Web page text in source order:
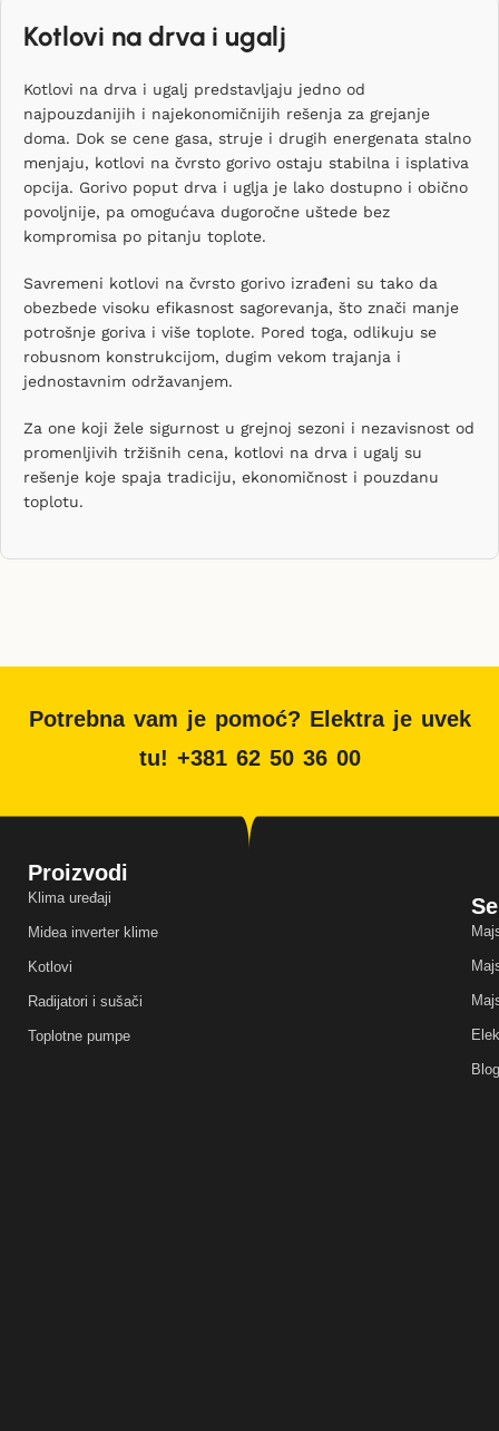
Kotlovi na drva i ugalj
Kotlovi na drva i ugalj predstavljaju jedno od
najpouzdanijih i najekonomičnijih rešenja za grejanje
doma. Dok se cene gasa, struje i drugih energenata stalno
menjaju, kotlovi na čvrsto gorivo ostaju stabilna i isplativa
opcija. Gorivo poput drva i uglja je lako dostupno i obično
povoljnije, pa omogućava dugoročne uštede bez
kompromisa po pitanju toplote.
Savremeni kotlovi na čvrsto gorivo izrađeni su tako da
obezbede visoku efikasnost sagorevanja, što znači manje
potrošnje goriva i više toplote. Pored toga, odlikuju se
robusnom konstrukcijom, dugim vekom trajanja i
jednostavnim održavanjem.
Za one koji žele sigurnost u grejnoj sezoni i nezavisnost od
promenljivih tržišnih cena, kotlovi na drva i ugalj su
rešenje koje spaja tradiciju, ekonomičnost i pouzdanu
toplotu.
Potrebna vam je pomoć? Elektra je uvek
tu! +381 62 50 36 00
Proizvodi
Klima uređaji
Midea inverter klime
Kotlovi
Radijatori i sušači
Toplotne pumpe
Blog